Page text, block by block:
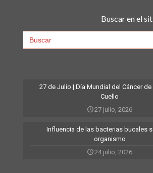
Buscar en el
Search
27 de Julio | Día Mundial del Cáncer de
Cuello
27 julio, 2026
Influencia de las bacterias bucales
organismo
24 julio, 2026